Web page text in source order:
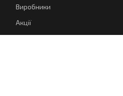
Виробники
Акції